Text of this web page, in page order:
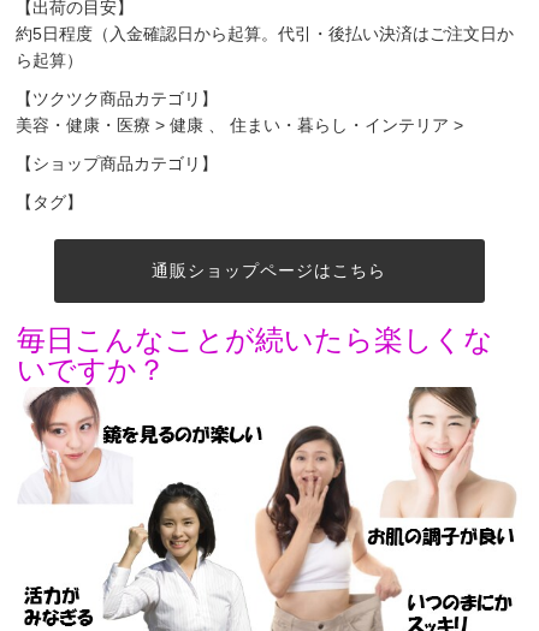
【出荷の目安】
約5日程度（入金確認日から起算。代引・後払い決済はご注文日か
ら起算）
【ツクツク商品カテゴリ】
美容・健康・医療 >健康 、住まい・暮らし・インテリア >
【ショップ商品カテゴリ】
【タグ】
通販ショップページはこちら
毎日こんなことが続いたら楽しくな
いですか？